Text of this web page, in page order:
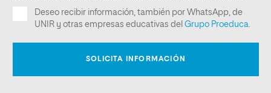
INFORME DE SEGUIMIENTO INTERNO 2023-2024
ARCHIVO
INFORME DE MODIFICACIÓN (07/04/2026)
RESOLUCIÓN DE MODIFICACIÓN CONSEJO DE